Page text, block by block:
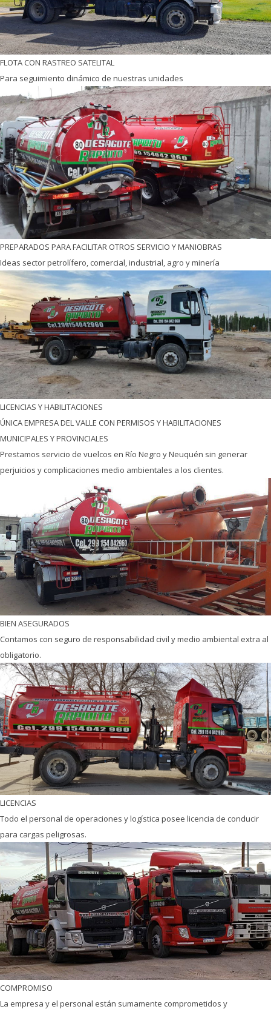
FLOTA CON RASTREO SATELITAL
Para seguimiento dinámico de nuestras unidades
PREPARADOS PARA FACILITAR OTROS SERVICIO Y MANIOBRAS
Ideas sector petrolífero, comercial, industrial, agro y minería
LICENCIAS Y HABILITACIONES
ÚNICA EMPRESA DEL VALLE CON PERMISOS Y HABILITACIONES
MUNICIPALES Y PROVINCIALES
Prestamos servicio de vuelcos en Río Negro y Neuquén sin generar
perjuicios y complicaciones medio ambientales a los clientes.
BIEN ASEGURADOS
Contamos con seguro de responsabilidad civil y medio ambiental extra al
obligatorio.
LICENCIAS
Todo el personal de operaciones y logística posee licencia de conducir
para cargas peligrosas.
COMPROMISO
La empresa y el personal están sumamente comprometidos y